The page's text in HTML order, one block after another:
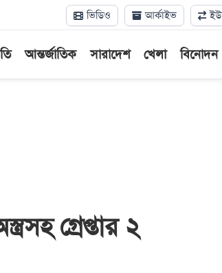
ভিডিও আর্কাইভ
আন্তর্জাতিক সারাদেশ খেলা বিনোদন
গ্রেপ্তার ২